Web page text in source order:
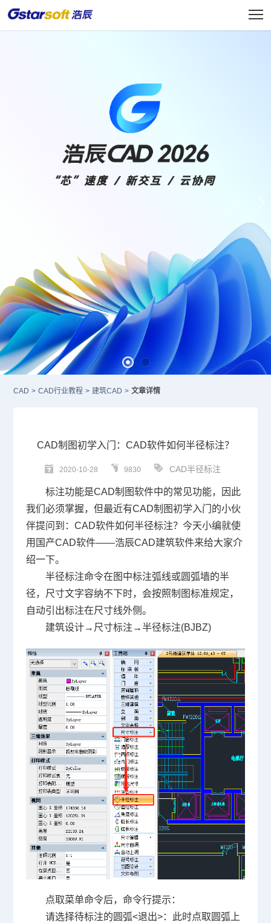
CAD > CAD行业教程 > 建筑CAD > 文章详情
CAD制图初学入门：CAD软件如何半径标注？
2020-10-28 9830 CAD半径标注
标注功能是CAD制图软件中的常见功能，因此
我们必须掌握，但最近有CAD制图初学入门的小伙
伴提问到： CAD软件如何半径标注？今天小编就使
用国产CAD软件——浩辰CAD建筑软件来给大家介
绍一下。
半径标注命令在图中标注弧线或圆弧墙的半
径，尺寸文字容纳不下时，会按照制图标准规定，
自动引出标注在尺寸线外侧。
建筑设计→尺寸标注→半径标注(BJBZ)
点取菜单命令后，命令行提示：
请选择待标注的圆弧<退出>：此时点取圆弧上